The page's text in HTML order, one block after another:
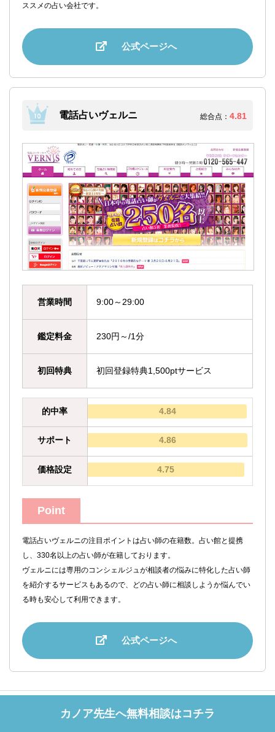
カノア先生へ無料相談はコチラ
ススメの占い会社です。
公式ページへ
電話占いヴェルニ 総合点： 4.81
営業時間 9:00～29:00
鑑定料金 230円～/1分
初回特典 初回登録特典1,500ptサービス
的中率 4.84
サポート 4.86
価格設定 4.75
Point
電話占いヴェルニの注目ポイントは占い師の在籍数。占い館と提携
し、330名以上の占い師が在籍しております。
ヴェルニには専用のコンシェルジュが相談者の悩みに特化した占い師
を紹介するサービスもあるので、どの占い師に相談しようか悩んでい
る時も安心して利用できます。
公式ページへ
占い師一覧